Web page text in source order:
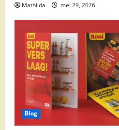
Mathilda mei 29, 2026
Blog